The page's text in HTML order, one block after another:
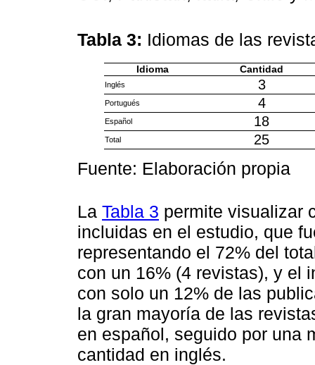
Tabla 3: Idiomas de las
Idioma Cantidad
Inglés 3
Portugués 4
Español 18
Total 25
Fuente: Elaboración propia
La Tabla 3 permite visualizar
incluidas en el estudio, que
representando el 72% del
con un 16% (4 revistas), y el
con solo un 12% de las
la gran mayoría de las
en español, seguido por una
cantidad en inglés.